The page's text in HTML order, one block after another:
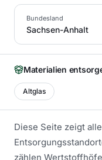
Bundesland
Sachsen-Anhalt
Materialien
Altglas
Diese Seite zeigt
zählen